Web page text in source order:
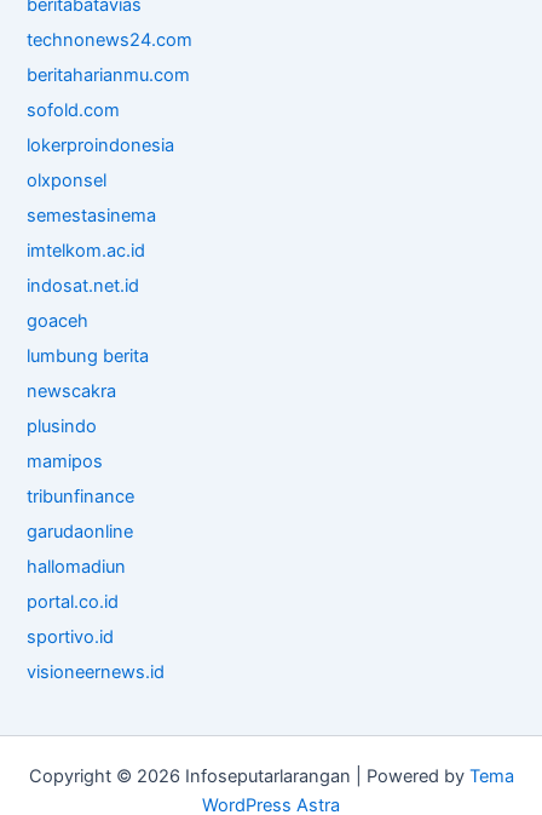
beritabatavias
technonews24.com
beritaharianmu.com
sofold.com
lokerproindonesia
olxponsel
semestasinema
imtelkom.ac.id
indosat.net.id
goaceh
lumbung berita
newscakra
plusindo
mamipos
tribunfinance
garudaonline
hallomadiun
portal.co.id
sportivo.id
visioneernews.id
Copyright © 2026 Infoseputarlarangan | Powered by Tema
WordPress Astra